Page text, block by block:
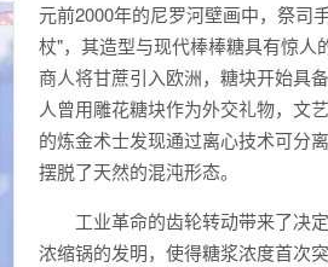
元前2000年的尼罗河壁画中，祭司
杖"，其造型与现代棒棒糖具有惊人
商人将甘蔗引入欧洲，糖块开始具
人曾用雕花糖块作为外交礼物，文
的炼金术士发现通过离心技术可分
摆脱了天然的混沌形态。
工业革命的齿轮转动带来了决
浓缩锅的发明，使得糖浆浓度首次